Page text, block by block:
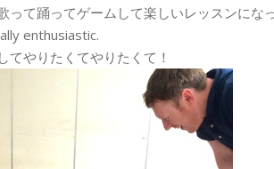
って踊ってゲームして楽しいレッスンになっ
enthusiastic.
てやりたくてやりたくて！